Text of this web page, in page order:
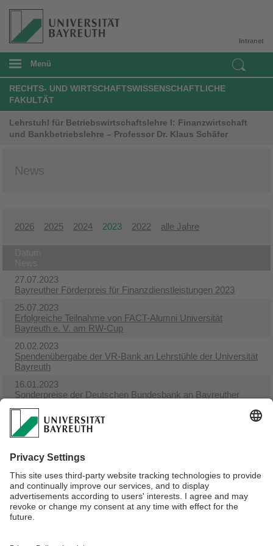
Intranet
Menü
RECHTS- UND WIRTSCHAFTSWISSENSCHAFTLICHE
FAKULTÄT
Lehrstuhl für Betriebswirtschaftslehre I: Finanzwirtschaft
und Bankbetriebslehre – Professor Dr. Klaus Schäfer
News
2026 2025 2024 2023 2022 alle Jahre
27.07.2023
Bayreuther Förderpreis für Finanzdienstleistungen 2023
25.07.2023
Erfolgreiche Teilnahme von FACT-Alumni Universität
Bayreuth e. V. am RW-Cup
20.02.2023
Spendenübergabe der VR-Bank an Lehrstühle der Universität
Bayreuth
16.01.2023
Sonderpreise der Deutschen Bundesbank an Bayreuther
16.01.2023
Hauptseminare in Finanzen und Banken (SoSe 2023) -
12.01.2023
Gastvortrag der Fintegral Deutschland AG zum Thema
„Bankaufsichtliche Prüfung im Non-Financial Risk Umfeld“ im
H 36 (NW III) am 23.01.2023